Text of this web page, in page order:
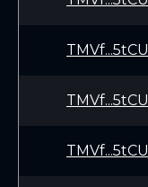
TMVf...5tCU
TMVf...5tCU
TMVf...5tCU